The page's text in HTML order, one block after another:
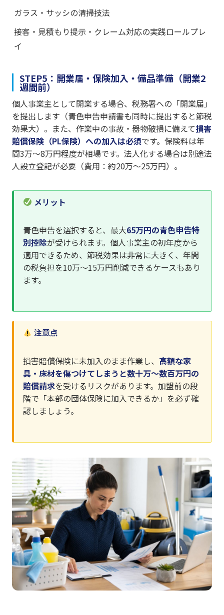
ガラス・サッシの清掃技法
接客・見積もり提示・クレーム対応の実践ロールプレ
イ
STEP5：開業届・保険加入・備品準備（開業2
週間前）
個人事業主として開業する場合、税務署への「開業届」
を提出します（青色申告申請書も同時に提出すると節税
効果大）。また、作業中の事故・器物破損に備えて損害
賠償保険（PL保険）への加入は必須です。保険料は年
間3万〜8万円程度が相場です。法人化する場合は別途法
人設立登記が必要（費用：約20万〜25万円）。
メリット
青色申告を選択すると、最大65万円の青色申告特
別控除が受けられます。個人事業主の初年度から
適用できるため、節税効果は非常に大きく、年間
の税負担を10万〜15万円削減できるケースもあり
ます。
注意点
損害賠償保険に未加入のまま作業し、 高額な家
具・床材を傷つけてしまうと数十万〜数百万円の
賠償請求を受けるリスクがあります。加盟前の段
階で「本部の団体保険に加入できるか」を必ず確
認しましょう。